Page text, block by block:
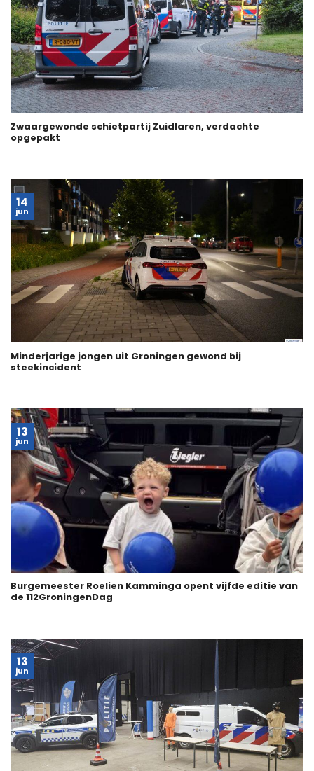
Zwaargewonde schietpartij Zuidlaren, verdachte
opgepakt
Minderjarige jongen uit Groningen gewond bij
steekincident
14
jun
Burgemeester Roelien Kamminga opent vijfde editie van
de 112GroningenDag
13
jun
13
jun